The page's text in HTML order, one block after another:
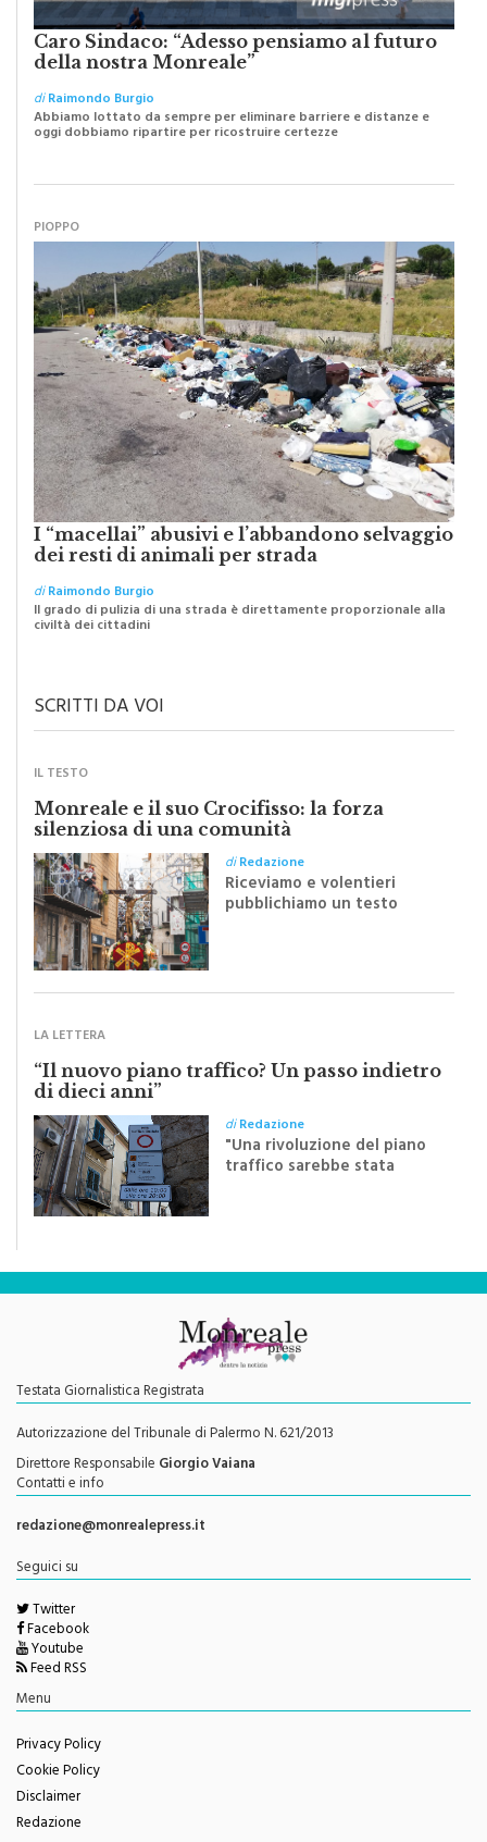
Caro Sindaco: “Adesso pensiamo al futuro
della nostra Monreale”
diRaimondo Burgio
Abbiamo lottato da sempre per eliminare barriere e distanze e
oggi dobbiamo ripartire per ricostruire certezze
I “macellai” abusivi e l’abbandono selvaggio
dei resti di animali per strada
diRaimondo Burgio
Il grado di pulizia di una strada è direttamente proporzionale alla
civiltà dei cittadini
Monreale e il suo Crocifisso: la forza
silenziosa di una comunità
diRedazione
Riceviamo e volentieri
pubblichiamo un testo
inviato dalla scrittrice
monrealese Mariella
“Il nuovo piano traffico? Un passo indietro
di dieci anni”
"Una rivoluzione del piano
traffico sarebbe stata
efficace se preceduta da
una rivoluzione culturale"
Testata Giornalistica Registrata
Autorizzazione del Tribunale di Palermo N. 621/2013
Direttore ResponsabileGiorgio Vaiana
Contatti e info
redazione@monrealepress.it
Twitter
Facebook
Youtube
Feed RSS
Menu
Privacy Policy
Cookie Policy
Disclaimer
Redazione
Change privacy settings